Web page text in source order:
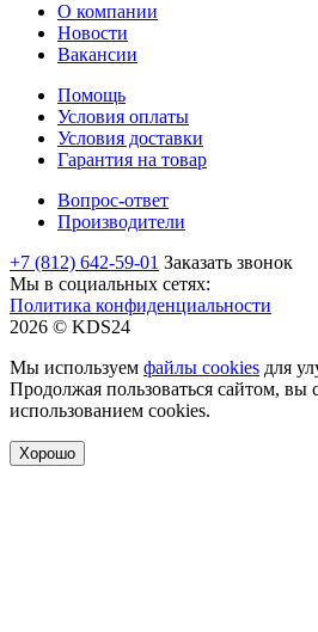
О компании
Новости
Вакансии
Помощь
Условия оплаты
Условия доставки
Гарантия на товар
Вопрос-ответ
Производители
+7 (812) 642-59-01 Заказать звонок
Мы в социальных сетях:
Политика конфиденциальности
2026 © KDS24
Мы используем файлы cookies для
Продолжая пользоваться сайтом, вы
использованием cookies.
Хорошо